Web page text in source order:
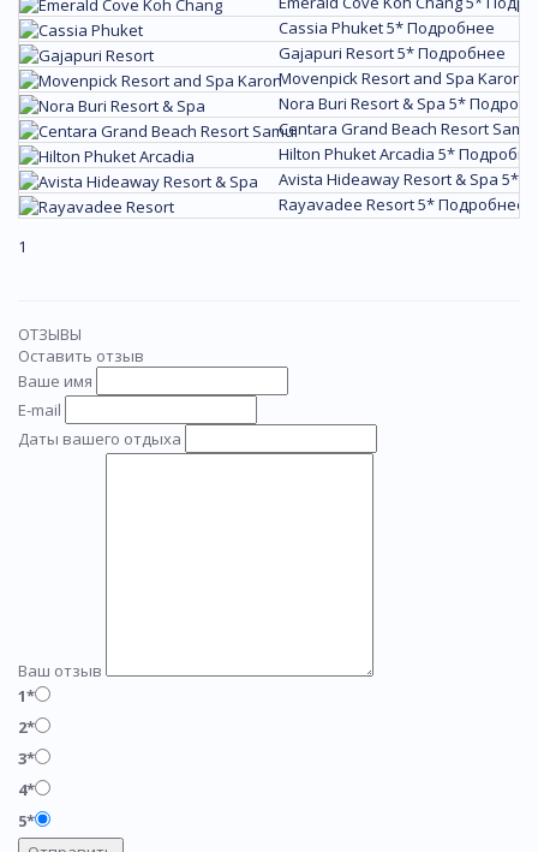
Cassia Phuket 5*Подробнее
Gajapuri Resort 5*Подробнее
Movenpick Resort and Spa Karon
Nora Buri Resort & Spa 5*
Centara Grand Beach Resort
Hilton Phuket Arcadia 5*
Avista Hideaway Resort & Spa 5*
Rayavadee Resort 5*Подробнее
1
ОТЗЫВЫ
Оставить отзыв
Ваше имя
E-mail
Даты вашего отдыха
Ваш отзыв
1*
2*
3*
4*
5*